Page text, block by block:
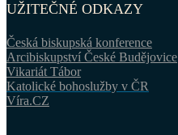
UŽITEČNÉ ODKAZY
Česká biskupská konference
Arcibiskupství České Budějovice
Vikariát Tábor
Katolické bohoslužby v ČR
Víra.CZ